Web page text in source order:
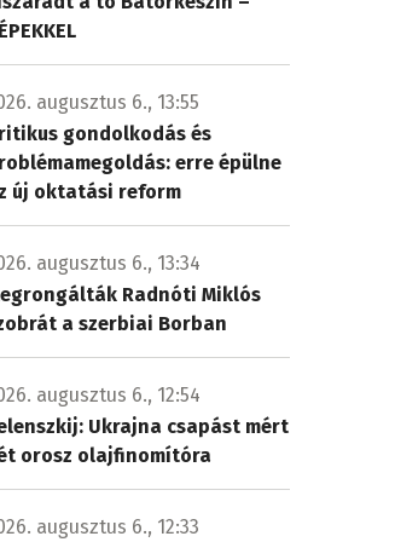
augusztus 6., 13:55
gondolkodás és
erre épülne
új oktatási reform
augusztus 6., 13:34
Radnóti Miklós
a szerbiai Borban
augusztus 6., 12:54
Ukrajna csapást mért
orosz olajfinomítóra
augusztus 6., 12:33